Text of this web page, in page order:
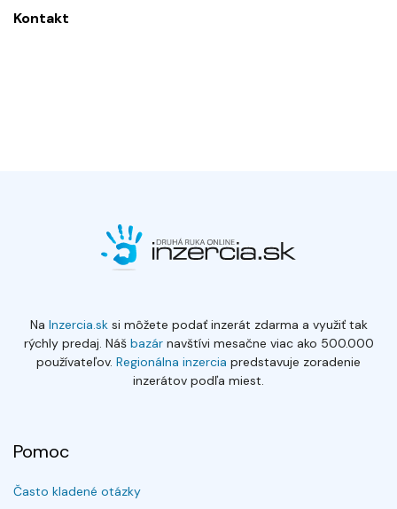
Kontakt
Na Inzercia.sksi môžete podať inzerát zdarma a využiť tak
rýchly predaj. Náš bazárnavštívi mesačne viac ako 500.000
používateľov. Regionálna inzercia predstavuje zoradenie
inzerátov podľa miest.
Pomoc
Často kladené otázky